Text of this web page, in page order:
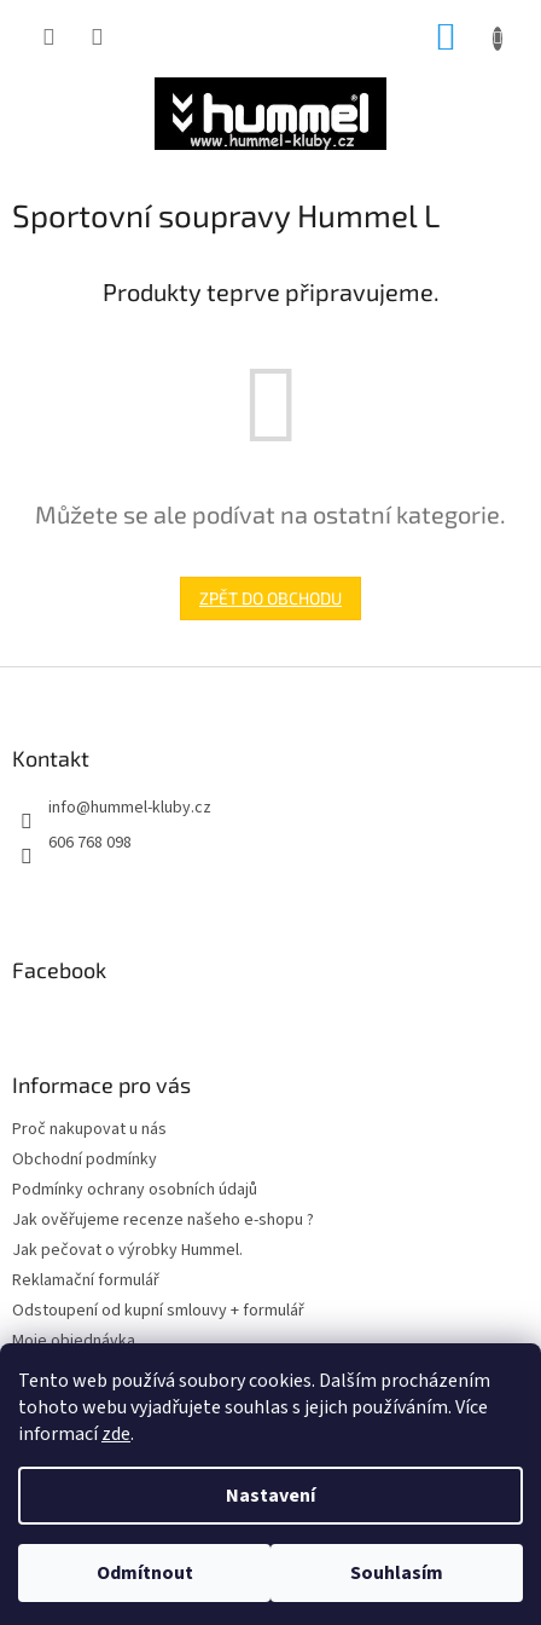
Tento web používá soubory cookies. Dalším procházením
tohoto webu vyjadřujete souhlas s jejich používáním. Více
informacízde.
Nastavení
Odmítnout Souhlasím
Sportovní soupravy Hummel L
Produkty teprve připravujeme.
Můžete se ale podívat na ostatní kategorie.
ZPĚT DO OBCHODU
Kontakt
info@hummel-kluby.cz
606 768 098
Facebook
Informace pro vás
Proč nakupovat u nás
Obchodní podmínky
Podmínky ochrany osobních údajů
Jak ověřujeme recenze našeho e-shopu ?
Jak pečovat o výrobky Hummel.
Reklamační formulář
Odstoupení od kupní smlouvy + formulář
Moje objednávka
Odstoupení od smlouvy
Copyright 2026www.hummel-kluby.cz. Všechna práva vyhrazena.
Upravit nastavení cookies